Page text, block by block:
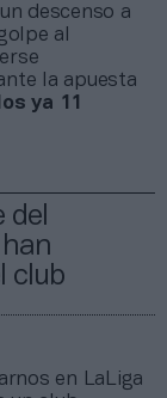
descenso a
al
la apuesta
ya 11
club
en LaLiga